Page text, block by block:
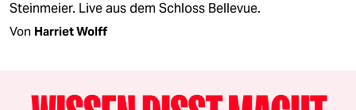
Steinmeier. Live aus dem Schloss Bellevue.
Von Harriet Wolff